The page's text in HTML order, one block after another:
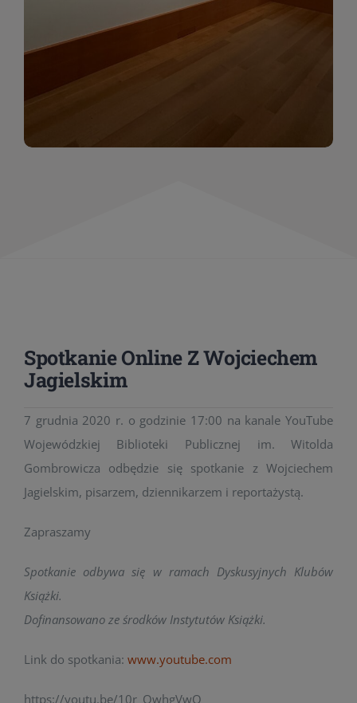
momentów. Zapraszamy do obejrzenia,
wspominania i inspirowania się!
Spotkanie Online Z Wojciechem
Jagielskim
7 grudnia 2020 r. o godzinie 17:00 na kanale YouTube
Wojewódzkiej Biblioteki Publicznej im. Witolda
Gombrowicza odbędzie się spotkanie z Wojciechem
Jagielskim, pisarzem, dziennikarzem i reportażystą.
Zapraszamy
Spotkanie odbywa się w ramach Dyskusyjnych Klubów
Książki.
Dofinansowano ze środków Instytutów Książki.
Link do spotkania: www.youtube.com
https://youtu.be/10r_OwhgVwQ